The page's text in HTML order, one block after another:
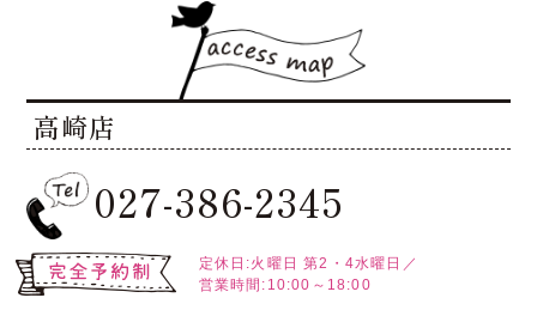
高崎店
027-386-2345
定休日:火曜日 第2・4水曜日／
営業時間:10:00～18:00